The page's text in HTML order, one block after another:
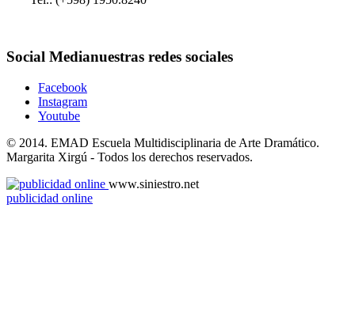
Social Medianuestras redes sociales
Facebook
Instagram
Youtube
© 2014. EMAD Escuela Multidisciplinaria de Arte Dramático.
Margarita Xirgú - Todos los derechos reservados.
www.siniestro.net
publicidad online